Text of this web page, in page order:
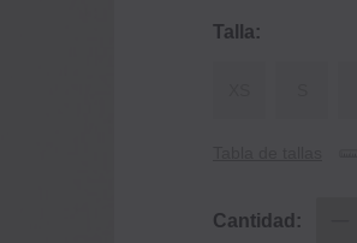
Talla:
Cantidad: